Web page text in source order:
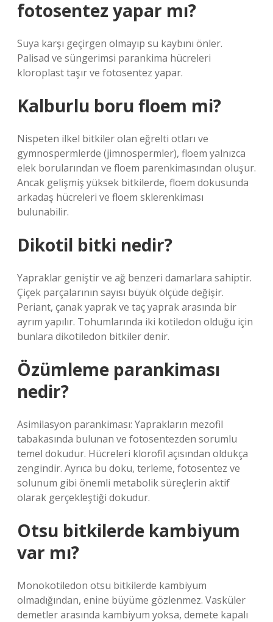
fotosentez yapar mı?
Suya karşı geçirgen olmayıp su kaybını önler.
Palisad ve süngerimsi parankima hücreleri
kloroplast taşır ve fotosentez yapar.
Kalburlu boru floem mi?
Nispeten ilkel bitkiler olan eğrelti otları ve
gymnospermlerde (jimnospermler), floem yalnızca
elek borularından ve floem parenkimasından oluşur.
Ancak gelişmiş yüksek bitkilerde, floem dokusunda
arkadaş hücreleri ve floem sklerenkiması
bulunabilir.
Dikotil bitki nedir?
Yapraklar geniştir ve ağ benzeri damarlara sahiptir.
Çiçek parçalarının sayısı büyük ölçüde değişir.
Periant, çanak yaprak ve taç yaprak arasında bir
ayrım yapılır. Tohumlarında iki kotiledon olduğu için
bunlara dikotiledon bitkiler denir.
Özümleme parankiması
nedir?
Asimilasyon parankiması: Yaprakların mezofil
tabakasında bulunan ve fotosentezden sorumlu
temel dokudur. Hücreleri klorofil açısından oldukça
zengindir. Ayrıca bu doku, terleme, fotosentez ve
solunum gibi önemli metabolik süreçlerin aktif
olarak gerçekleştiği dokudur.
Otsu bitkilerde kambiyum
var mı?
Monokotiledon otsu bitkilerde kambiyum
olmadığından, enine büyüme gözlenmez. Vasküler
demetler arasında kambiyum yoksa, demete kapalı